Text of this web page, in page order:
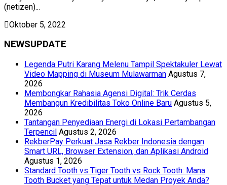
(netizen)...
Oktober 5, 2022
NEWSUPDATE
Legenda Putri Karang Melenu Tampil Spektakuler Lewat
Video Mapping di Museum Mulawarman Agustus 7,
2026
Membongkar Rahasia Agensi Digital: Trik Cerdas
Membangun Kredibilitas Toko Online Baru Agustus 5,
2026
Tantangan Penyediaan Energi di Lokasi Pertambangan
Terpencil Agustus 2, 2026
RekberPay Perkuat Jasa Rekber Indonesia dengan
Smart URL, Browser Extension, dan Aplikasi Android
Agustus 1, 2026
Standard Tooth vs Tiger Tooth vs Rock Tooth: Mana
Tooth Bucket yang Tepat untuk Medan Proyek Anda?